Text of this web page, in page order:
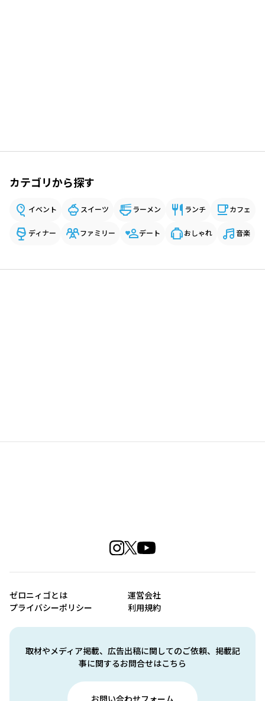
カテゴリから探す
イベント スイーツ ラーメン ランチ カフェ
ディナー ファミリー デート おしゃれ 音楽
取材やメディア掲載、広告出稿に関してのご依頼、掲載記
事に関するお問合せはこちら
お問い合わせフォーム
ゼロニィゴとは
運営会社
プライバシーポリシー
利用規約